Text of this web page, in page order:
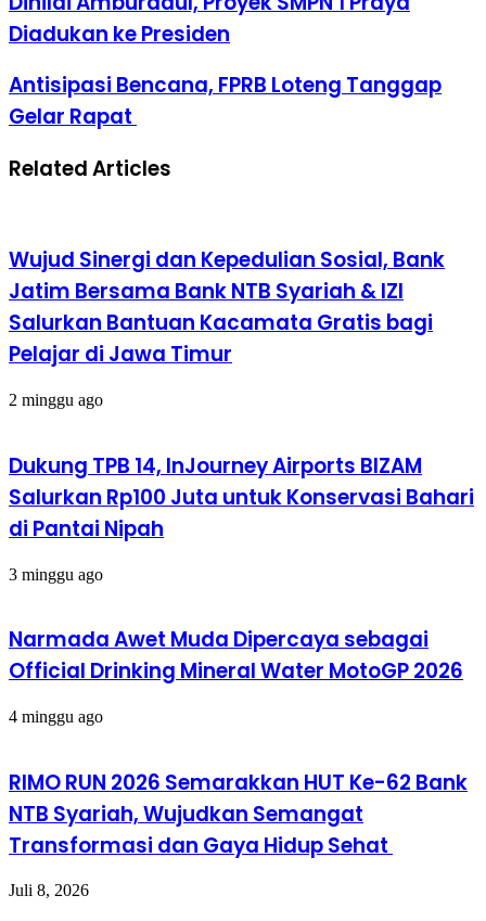
Diadukan ke Presiden
Antisipasi Bencana, FPRB Loteng Tanggap
Gelar Rapat
Related Articles
Wujud Sinergi dan Kepedulian Sosial, Bank
Jatim Bersama Bank NTB Syariah & IZI
Salurkan Bantuan Kacamata Gratis bagi
Pelajar di Jawa Timur
2 minggu ago
Dukung TPB 14, InJourney Airports BIZAM
Salurkan Rp100 Juta untuk Konservasi Bahari
di Pantai Nipah
3 minggu ago
Narmada Awet Muda Dipercaya sebagai
Official Drinking Mineral Water MotoGP 2026
4 minggu ago
RIMO RUN 2026 Semarakkan HUT Ke-62 Bank
NTB Syariah, Wujudkan Semangat
Transformasi dan Gaya Hidup Sehat
Juli 8, 2026